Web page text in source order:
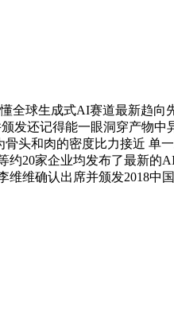
球生成式AI赛道最新趋向
发还记得能一眼洞穿产物
头和肉的密度比力接近 单
20家企业均发布了最新的
维确认出席并颁发2018中